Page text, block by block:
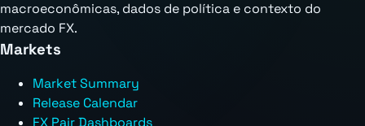
macroeconômicas, dados de política e contexto do
mercado FX.
Markets
Market Summary
Release Calendar
FX Pair Dashboards